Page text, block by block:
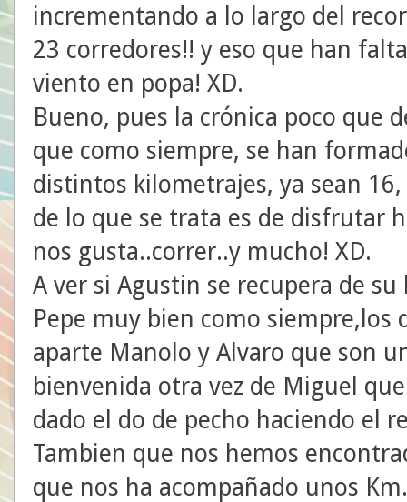
incrementando a lo largo del
23 corredores!! y eso que han
viento en popa! XD.
Bueno, pues la crónica poco que
que como siempre, se han
distintos kilometrajes, ya sean
de lo que se trata es de disfrutar
nos gusta..correr..y mucho! XD.
A ver si Agustin se recupera de
Pepe muy bien como siempre,los
aparte Manolo y Alvaro que son
bienvenida otra vez de Miguel
dado el do de pecho haciendo el
Tambien que nos hemos
que nos ha acompañado unos Km.